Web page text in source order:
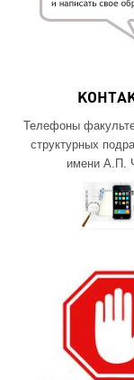
Телефоны
структурных
имени А.П.